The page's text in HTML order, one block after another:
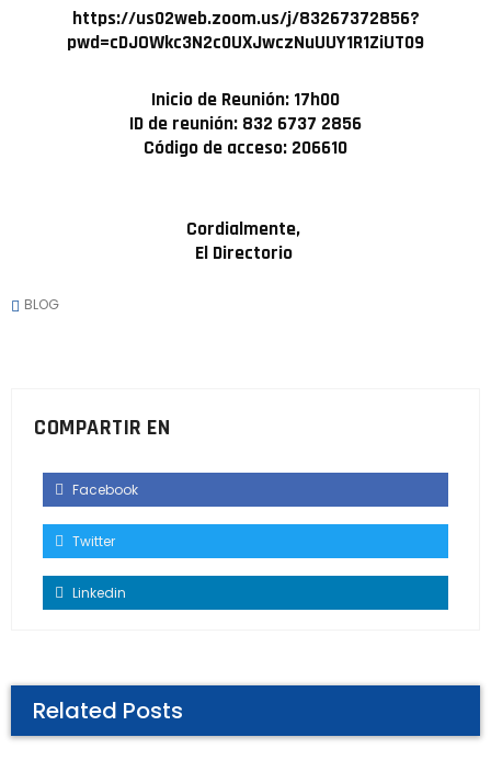
https://us02web.zoom.us/j/83267372856?
pwd=cDJOWkc3N2c0UXJwczNuUUY1R1ZiUT09
Inicio de Reunión: 17h00
ID de reunión: 832 6737 2856
Código de acceso: 206610
Cordialmente,
El Directorio
BLOG
COMPARTIR EN
Facebook
Twitter
Linkedin
Related Posts